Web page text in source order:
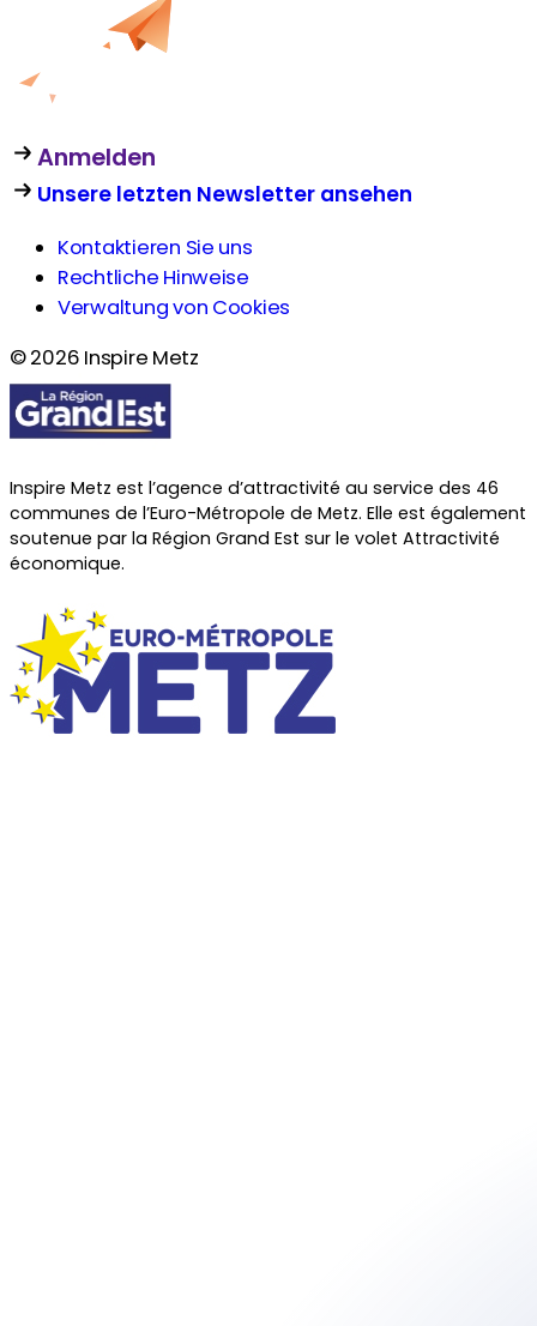
Anmelden
Unsere letzten Newsletter ansehen
Kontaktieren Sie uns
Rechtliche Hinweise
Verwaltung von Cookies
© 2026 Inspire Metz
Inspire Metz est l’agence d’attractivité au service des 46
communes de l’Euro-Métropole de Metz. Elle est également
soutenue par la Région Grand Est sur le volet Attractivité
économique.